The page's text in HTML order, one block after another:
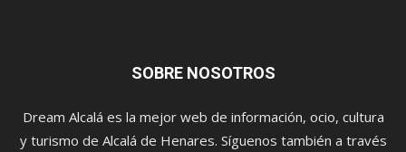
SOBRE NOSOTROS
Dream Alcalá es la mejor web de información, ocio, cultura
y turismo de Alcalá de Henares. Síguenos también a través